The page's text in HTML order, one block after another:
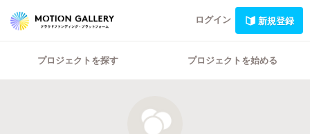
ログイン 新規登録
プロジェクトを探す プロジェクトを始める